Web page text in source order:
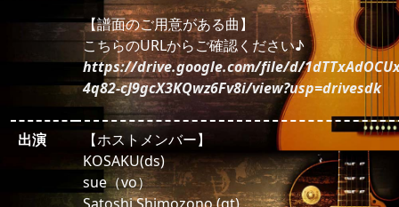
【譜面のご用意がある曲】
こちらのURLからご確認ください♪
https://drive.google.com/file/d/
4q82-cJ9gcX3KQwz6Fv8i/view?usp=drivesdk
出演
【ホストメンバー】
KOSAKU(ds)
sue（vo）
Satoshi Shimozono (gt)